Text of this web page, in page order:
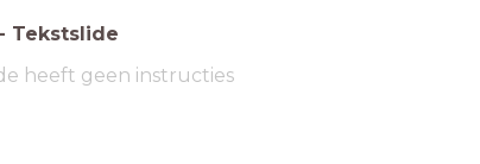
- Tekstslide
heeft geen instructies